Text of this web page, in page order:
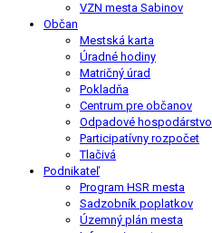
VZN mesta Sabinov
Občan
Mestská karta
Úradné hodiny
Matričný úrad
Pokladňa
Centrum pre občanov
Odpadové hospodárstvo
Participatívny rozpočet
Tlačivá
Podnikateľ
Program HSR mesta
Sadzobník poplatkov
Územný plán mesta